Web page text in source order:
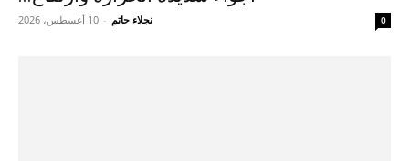
نجلاء حاتم - 10 أغسطس، 2026 0